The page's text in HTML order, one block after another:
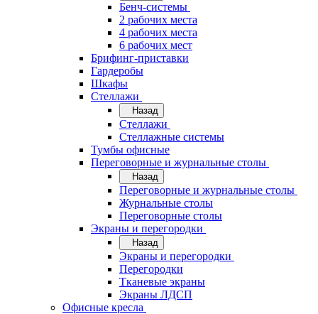
Бенч-системы
2 рабочих места
4 рабочих места
6 рабочих мест
Брифинг-приставки
Гардеробы
Шкафы
Стеллажи
Назад
Стеллажи
Стеллажные системы
Тумбы офисные
Переговорные и журнальные столы
Назад
Переговорные и журнальные столы
Журнальные столы
Переговорные столы
Экраны и перегородки
Назад
Экраны и перегородки
Перегородки
Тканевые экраны
Экраны ЛДСП
Офисные кресла